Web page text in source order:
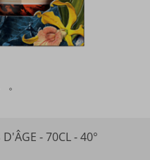
- 70CL - 40°